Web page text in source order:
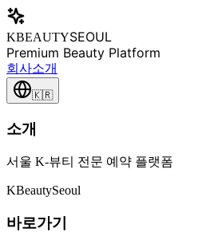
KBEAUTYSEOUL
Premium Beauty Platform
회사소개
🇰🇷
소개
서울 K-뷰티 전문 예약 플랫폼
KBeautySeoul
바로가기